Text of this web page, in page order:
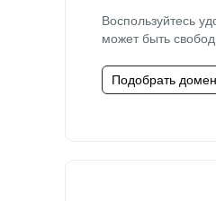
Воспользуйтесь
может быть
Подобрать домен